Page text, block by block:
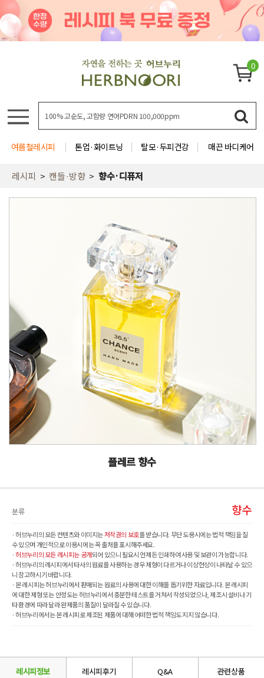
0
여름철레시피 톤업·화이트닝 탈모·두피건강 매끈 바디케어
레시피 캔들·방향 향수·디퓨저
플레르 향수
분류 향수
· 허브누리의 모든 컨텐츠와 이미지는저작권의 보호를 받습니다. 무단 도용시에는 법적 책임을 질
수 있으며 개인적으로 이용시에는 꼭 출처를 표시해주세요.
·허브누리의 모든 레시피는 공개되어 있으니 필요시 언제든 인쇄하여 사용 및 보관이 가능합니다.
· 허브누리의 레시피에서 타사의 원료를 사용하는 경우 제형이 다르거나 이상현상이 나타날 수 있으
니 참고하시기 바랍니다.
· 본 레시피는 허브누리에서 판매되는 원료의 사용에 대한 이해를 돕기위한 자료입니다. 본 레시피
에 대한 제형 또는 안정도는 허브누리에서 충분한 테스트를 거쳐서 작성되었으나, 제조시 설비나 기
타 환경에 따라 달라 완제품의 품질이 달라질 수 있습니다.
· 허브누리에서는 본 레시피로 제조된 제품에 대해 어떠한 법적 책임도 지지 않습니다.
레시피정보 레시피후기 Q&A 관련상품